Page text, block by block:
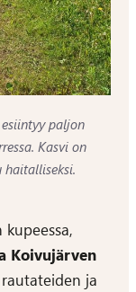
paljon
Kasvi on
kupeessa,
Koivujärven
ja